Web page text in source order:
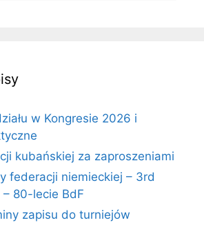
w Kongresie 2026 i
kubańskiej za zaproszeniami
federacji niemieckiej – 3rd
– 80-lecie BdF
zapisu do turniejów